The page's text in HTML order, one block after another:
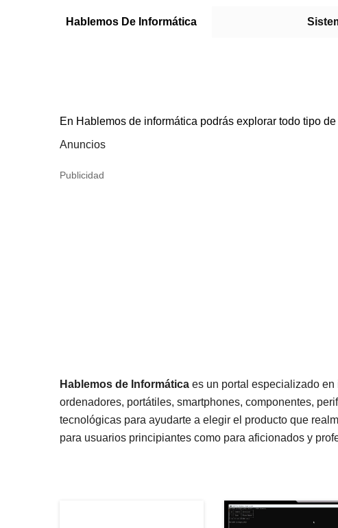
Hablemos De Informática
En Hablemos de informática podrás explorar todo tipo
Anuncios
Publicidad
Hablemos de Informática es un portal especializado
ordenadores, portátiles, smartphones, componentes,
tecnológicas para ayudarte a elegir el producto que
para usuarios principiantes como para aficionados y